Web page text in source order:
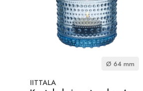
Ø 64 mm
IITTALA